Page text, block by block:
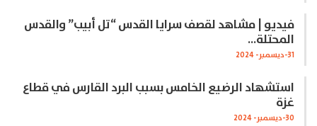
فيديو | مشاهد لقصف سرايا القدس “تل أبيب” والقدس
المحتلة…
31-ديسمبر- 2024
استشهاد الرضيع الخامس بسبب البرد القارس في قطاع
غزة
30-ديسمبر- 2024